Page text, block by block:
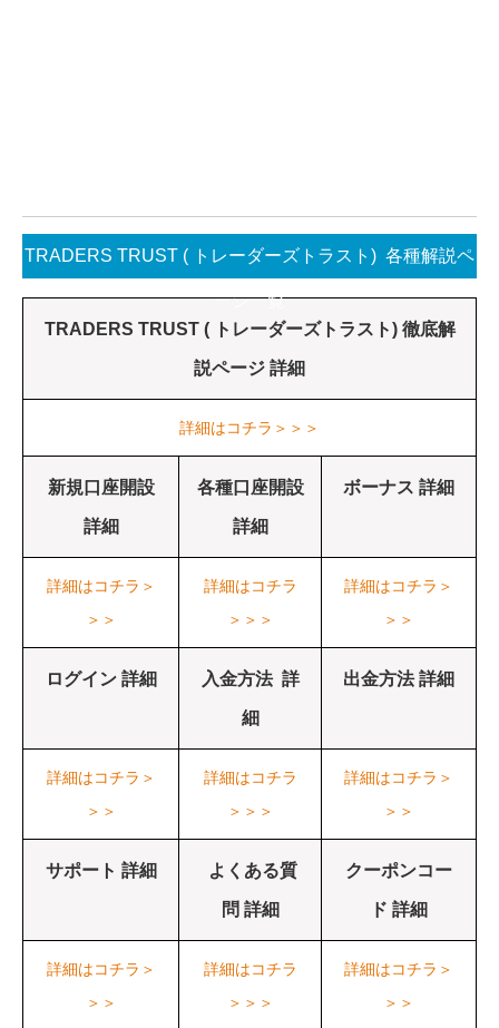
TRADERS TRUST ( トレーダーズトラスト) 各種解説ペ
ージ一覧
TRADERS TRUST ( トレーダーズトラスト) 徹底解
説ページ 詳細
詳細はコチラ＞＞＞
新規口座開設
詳細
各種口座開設
詳細
ボーナス 詳細
詳細はコチラ＞
＞＞
詳細はコチラ
＞＞＞
詳細はコチラ＞
＞＞
ログイン 詳細 入金方法 詳
細
出金方法 詳細
詳細はコチラ＞
＞＞
詳細はコチラ
＞＞＞
詳細はコチラ＞
＞＞
サポート 詳細 よくある質
問 詳細
クーポンコー
ド 詳細
詳細はコチラ＞
＞＞
詳細はコチラ
＞＞＞
詳細はコチラ＞
＞＞